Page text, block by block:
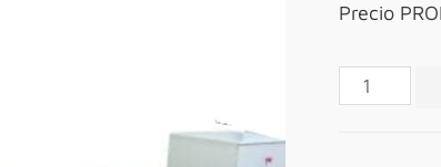
Precio